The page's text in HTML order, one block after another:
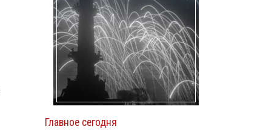
Главное сегодня